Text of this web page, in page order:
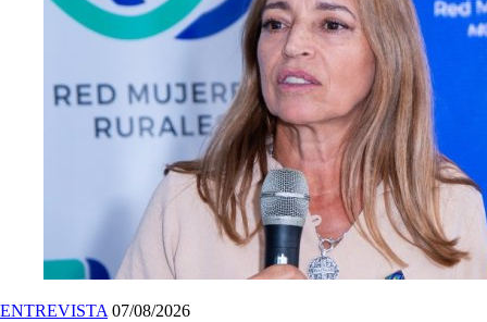
ENTREVISTA 07/08/2026